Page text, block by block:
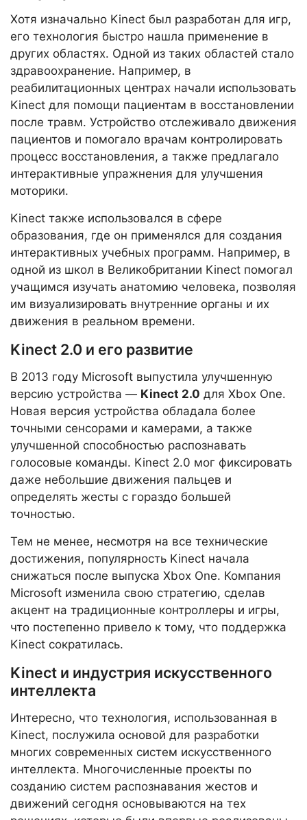
Хотя изначально Kinect был разработан для игр,
его технология быстро нашла применение в
других областях. Одной из таких областей стало
здравоохранение. Например, в
реабилитационных центрах начали использовать
Kinect для помощи пациентам в восстановлении
после травм. Устройство отслеживало движения
пациентов и помогало врачам контролировать
процесс восстановления, а также предлагало
интерактивные упражнения для улучшения
моторики.
Kinect также использовался в сфере
образования, где он применялся для создания
интерактивных учебных программ. Например, в
одной из школ в Великобритании Kinect помогал
учащимся изучать анатомию человека, позволяя
им визуализировать внутренние органы и их
движения в реальном времени.
Kinect 2.0 и его развитие
В 2013 году Microsoft выпустила улучшенную
версию устройства — Kinect 2.0 для Xbox One.
Новая версия устройства обладала более
точными сенсорами и камерами, а также
улучшенной способностью распознавать
голосовые команды. Kinect 2.0 мог фиксировать
даже небольшие движения пальцев и
определять жесты с гораздо большей
точностью.
Тем не менее, несмотря на все технические
достижения, популярность Kinect начала
снижаться после выпуска Xbox One. Компания
Microsoft изменила свою стратегию, сделав
акцент на традиционные контроллеры и игры,
что постепенно привело к тому, что поддержка
Kinect сократилась.
Kinect и индустрия искусственного
интеллекта
Интересно, что технология, использованная в
Kinect, послужила основой для разработки
многих современных систем искусственного
интеллекта. Многочисленные проекты по
созданию систем распознавания жестов и
движений сегодня основываются на тех